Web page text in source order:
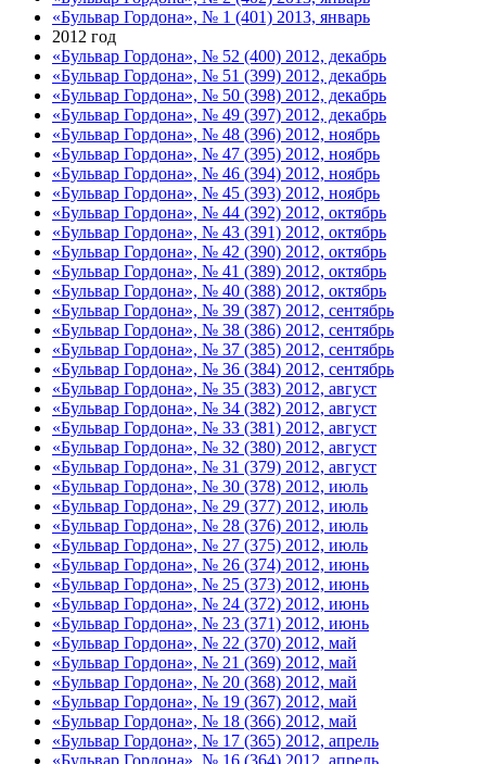
«Бульвар Гордона», № 1 (401) 2013, январь
2012 год
«Бульвар Гордона», № 52 (400) 2012, декабрь
«Бульвар Гордона», № 51 (399) 2012, декабрь
«Бульвар Гордона», № 50 (398) 2012, декабрь
«Бульвар Гордона», № 49 (397) 2012, декабрь
«Бульвар Гордона», № 48 (396) 2012, ноябрь
«Бульвар Гордона», № 47 (395) 2012, ноябрь
«Бульвар Гордона», № 46 (394) 2012, ноябрь
«Бульвар Гордона», № 45 (393) 2012, ноябрь
«Бульвар Гордона», № 44 (392) 2012, октябрь
«Бульвар Гордона», № 43 (391) 2012, октябрь
«Бульвар Гордона», № 42 (390) 2012, октябрь
«Бульвар Гордона», № 41 (389) 2012, октябрь
«Бульвар Гордона», № 40 (388) 2012, октябрь
«Бульвар Гордона», № 39 (387) 2012, сентябрь
«Бульвар Гордона», № 38 (386) 2012, сентябрь
«Бульвар Гордона», № 37 (385) 2012, сентябрь
«Бульвар Гордона», № 36 (384) 2012, сентябрь
«Бульвар Гордона», № 35 (383) 2012, август
«Бульвар Гордона», № 34 (382) 2012, август
«Бульвар Гордона», № 33 (381) 2012, август
«Бульвар Гордона», № 32 (380) 2012, август
«Бульвар Гордона», № 31 (379) 2012, август
«Бульвар Гордона», № 30 (378) 2012, июль
«Бульвар Гордона», № 29 (377) 2012, июль
«Бульвар Гордона», № 28 (376) 2012, июль
«Бульвар Гордона», № 27 (375) 2012, июль
«Бульвар Гордона», № 26 (374) 2012, июнь
«Бульвар Гордона», № 25 (373) 2012, июнь
«Бульвар Гордона», № 24 (372) 2012, июнь
«Бульвар Гордона», № 23 (371) 2012, июнь
«Бульвар Гордона», № 22 (370) 2012, май
«Бульвар Гордона», № 21 (369) 2012, май
«Бульвар Гордона», № 20 (368) 2012, май
«Бульвар Гордона», № 19 (367) 2012, май
«Бульвар Гордона», № 18 (366) 2012, май
«Бульвар Гордона», № 17 (365) 2012, апрель
«Бульвар Гордона», № 16 (364) 2012, апрель